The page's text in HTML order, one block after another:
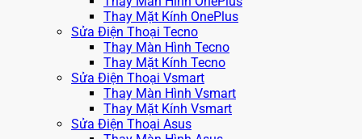
Thay Mặt Kính OnePlus
Sửa Điện Thoại Tecno
Thay Màn Hình Tecno
Thay Mặt Kính Tecno
Sửa Điện Thoại Vsmart
Thay Màn Hình Vsmart
Thay Mặt Kính Vsmart
Sửa Điện Thoại Asus